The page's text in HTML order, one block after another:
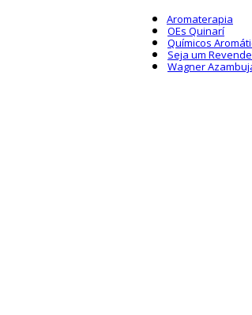
Aromaterapia
OEs Quinarí
Químicos
Seja um
Wagner